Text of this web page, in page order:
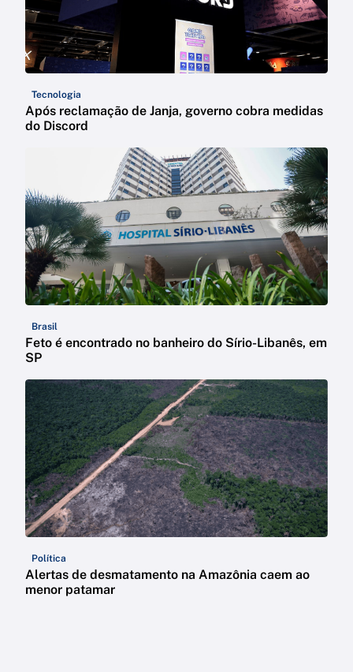
Tecnologia
Após reclamação de Janja, governo cobra medidas
do Discord
Brasil
Feto é encontrado no banheiro do Sírio-Libanês, em
SP
Política
Alertas de desmatamento na Amazônia caem ao
menor patamar